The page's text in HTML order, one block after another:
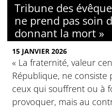
Tribune des
ne prend pas soin
donnant la mort »
15 JANVIER 2026
« La fraternité, valeur
République, ne
ceux qui souffrent ou à
provoquer, mais au